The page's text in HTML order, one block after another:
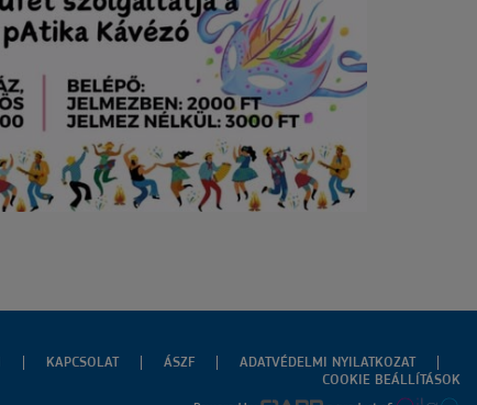
KAPCSOLAT ÁSZF
ADATVÉDELMI NYILATKOZAT
COOKIE BEÁLLÍTÁSOK